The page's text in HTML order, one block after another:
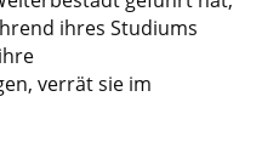
ihres Studiums
verrät sie im